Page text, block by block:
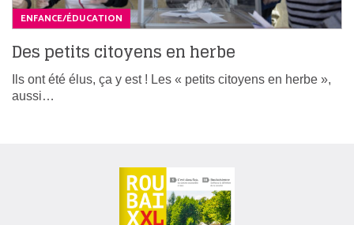
ENFANCE/ÉDUCATION
Des petits citoyens en herbe
Ils ont été élus, ça y est ! Les « petits citoyens en herbe »,
aussi…